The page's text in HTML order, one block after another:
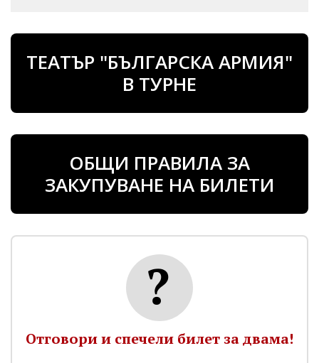
ТЕАТЪР "БЪЛГАРСКА АРМИЯ"
В ТУРНЕ
ОБЩИ ПРАВИЛА ЗА
ЗАКУПУВАНЕ НА БИЛЕТИ
Отговори и спечели билет за двама!